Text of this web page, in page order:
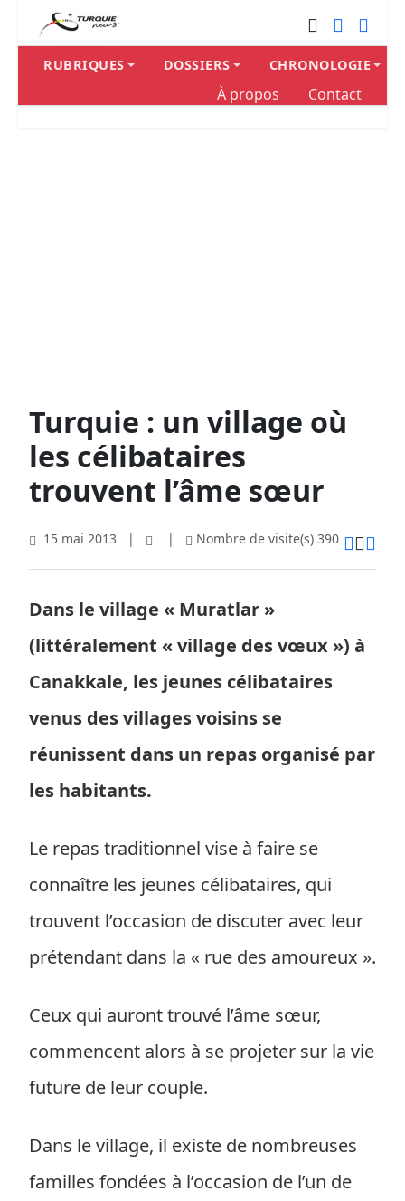
RUBRIQUES DOSSIERS CHRONOLOGIE
À propos Contact
Turquie : un village où
les célibataires
trouvent l’âme sœur
15 mai 2013 | | Nombre de visite(s) 390
Dans le village « Muratlar »
(littéralement « village des vœux ») à
Canakkale, les jeunes célibataires
venus des villages voisins se
réunissent dans un repas organisé par
les habitants.
Le repas traditionnel vise à faire se
connaître les jeunes célibataires, qui
trouvent l’occasion de discuter avec leur
prétendant dans la « rue des amoureux ».
Ceux qui auront trouvé l’âme sœur,
commencent alors à se projeter sur la vie
future de leur couple.
Dans le village, il existe de nombreuses
familles fondées à l’occasion de l’un de